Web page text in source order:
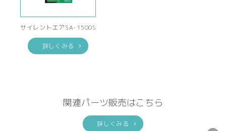
サイレントエアSA-1500S
詳しくみる
関連パーツ販売はこちら
詳しくみる